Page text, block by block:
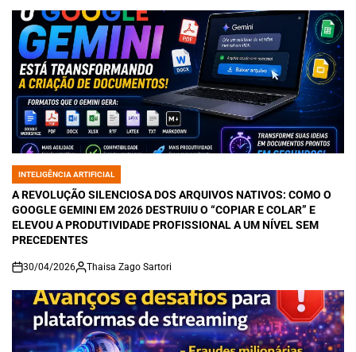
POSTED
IN
INTELIGÊNCIA ARTIFICIAL
A REVOLUÇÃO SILENCIOSA DOS ARQUIVOS NATIVOS: COMO O
GOOGLE GEMINI EM 2026 DESTRUIU O “COPIAR E COLAR” E
ELEVOU A PRODUTIVIDADE PROFISSIONAL A UM NÍVEL SEM
PRECEDENTES
on
30/04/2026 Thaisa Zago Sartori